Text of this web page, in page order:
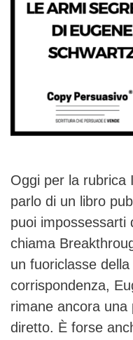
Oggi per la rubrica
parlo di un libro
puoi impossessarti
chiama
un fuoriclasse
corrispondenza,
rimane ancora una
diretto. È forse